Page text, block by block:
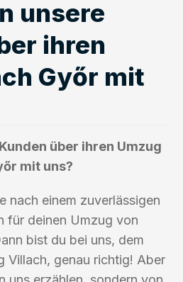
unsere
ihren
Győr mit
über ihren Umzug
mit uns?
nach einem zuverlässigen
für deinen Umzug von
bist du bei uns, dem
Villach, genau richtig! Aber